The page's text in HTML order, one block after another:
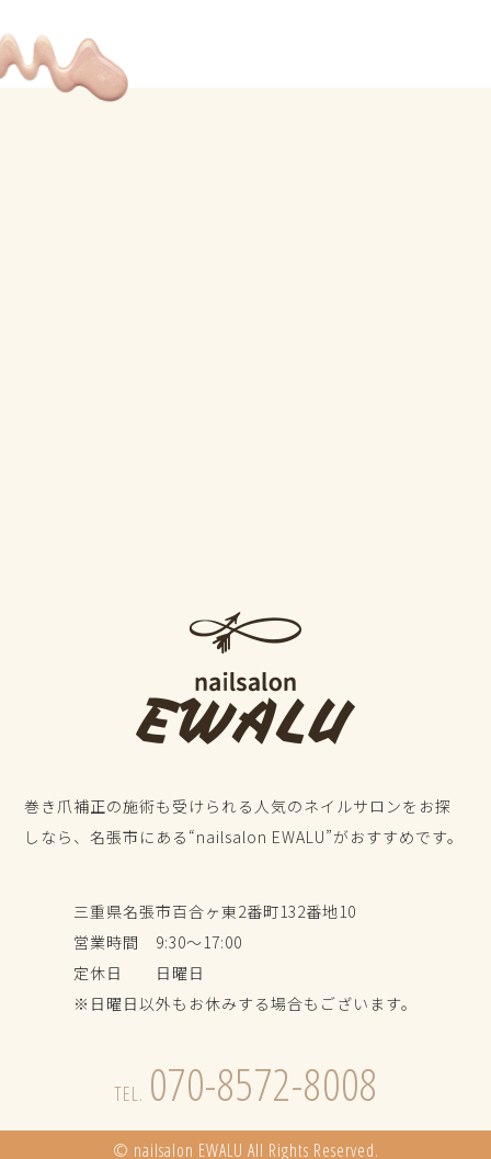
巻き爪補正の施術も受けられる人気のネイルサロンをお探
しなら、名張市にある“nailsalon EWALU”がおすすめです。
三重県名張市百合ヶ東2番町132番地10
営業時間 9:30～17:00
定休日 日曜日
※日曜日以外もお休みする場合もございます。
TEL. 070-8572-8008
© nailsalon EWALU All Rights Reserved.